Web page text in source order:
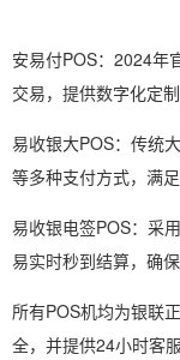
安易付POS：2024年
交易，提供数字化定
易收银大POS：传统
等多种支付方式，满
易收银电签POS：采
易实时秒到结算，确
所有POS机均为银联
全，并提供24小时客服